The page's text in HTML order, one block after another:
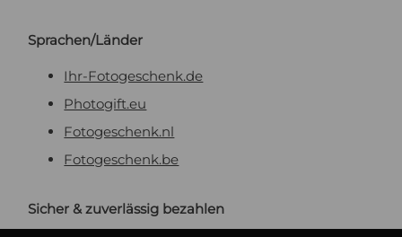
Sprachen/Länder
Ihr-Fotogeschenk.de
Photogift.eu
Fotogeschenk.nl
Fotogeschenk.be
Sicher & zuverlässig bezahlen